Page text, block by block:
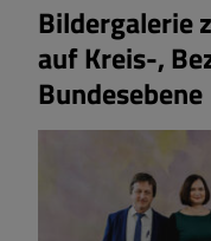
Bildergalerie
auf Kreis-,
Bundesebene